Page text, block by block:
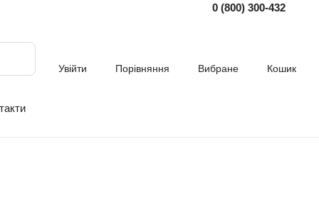
0 (800) 300-432
Увійти Порівняння Вибране Кошик